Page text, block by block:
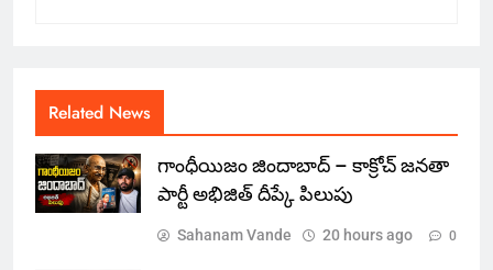
Related News
గాంధీయిజం జిందాబాద్ – కాక్రోచ్ జనతా
పార్టీ అభిజిత్ దీప్కే పిలుపు
Sahanam Vande 20 hours ago 0